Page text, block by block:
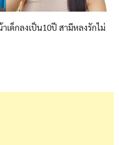
ด็กลงเป็น10ปี สามีหลงรักไม่